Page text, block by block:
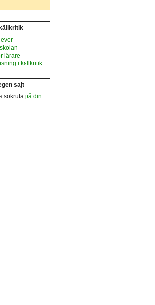
lärare
i källkritik
sajt
sökruta på din